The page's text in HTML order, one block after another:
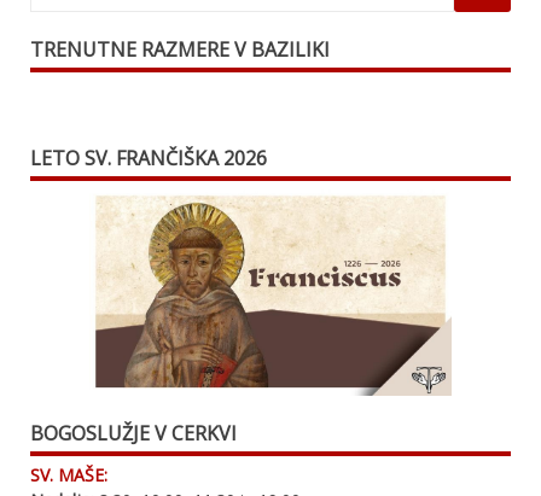
TRENUTNE RAZMERE V BAZILIKI
LETO SV. FRANČIŠKA 2026
BOGOSLUŽJE V CERKVI
SV. MAŠE: